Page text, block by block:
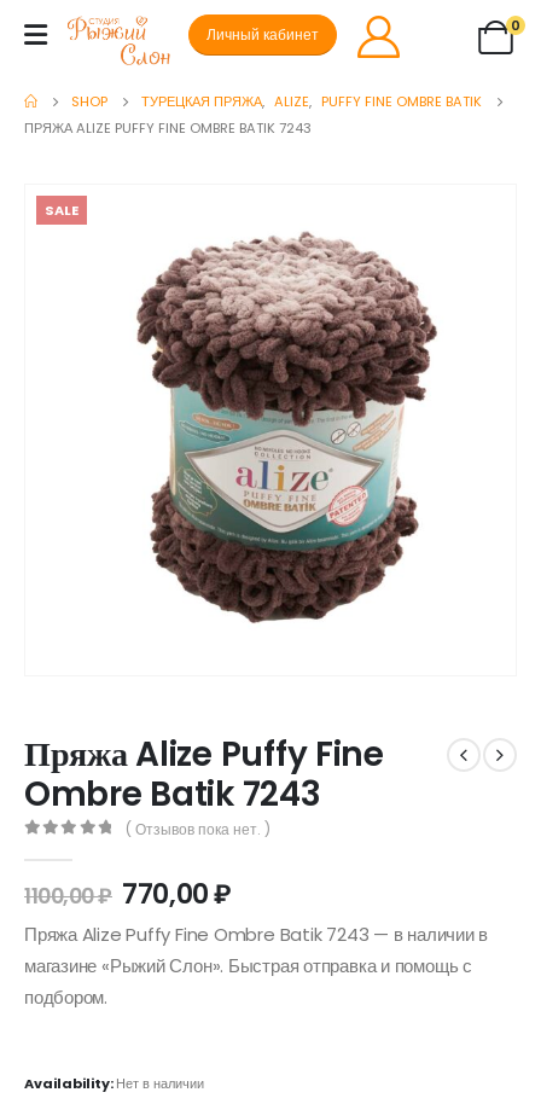
Личный кабинет
0
SHOP ТУРЕЦКАЯ ПРЯЖА, ALIZE, PUFFY FINE OMBRE BATIK
ПРЯЖА ALIZE PUFFY FINE OMBRE BATIK 7243
SALE
Пряжа Alize Puffy Fine
Ombre Batik 7243
( Отзывов пока нет. )
1100,00₽ 770,00₽
Пряжа Alize Puffy Fine Ombre Batik 7243 — в наличии в
магазине «Рыжий Слон». Быстрая отправка и помощь с
подбором.
Availability:Нет в наличии